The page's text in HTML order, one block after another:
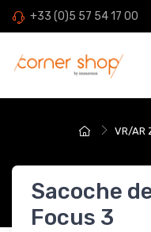
+33 (0)5 57 54 17 00
VR/AR
Sacoche
Focus 3